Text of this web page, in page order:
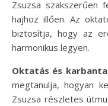
Zsuzsa szakszerűen
hajhoz illően. Az
biztosítja, hogy az
harmonikus legyen.
Oktatás és
megtanulja, hogyan
Zsuzsa részletes